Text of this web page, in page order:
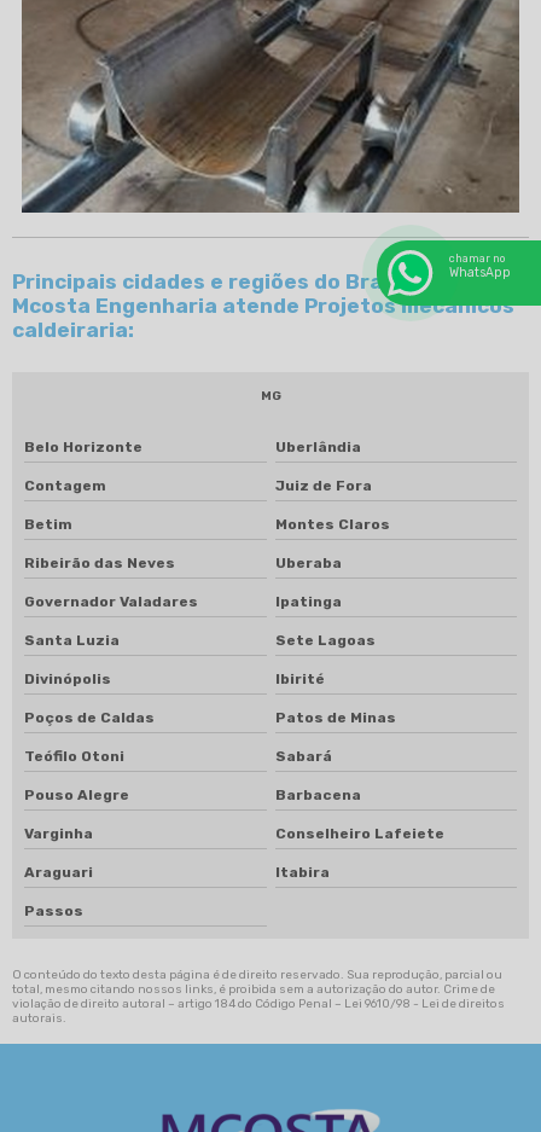
Principais cidades e regiões do Brasil onde a
Mcosta Engenharia atende Projetos mecânicos
caldeiraria:
MG
Belo Horizonte Uberlândia
Contagem Juiz de Fora
Betim Montes Claros
Ribeirão das Neves Uberaba
Governador Valadares Ipatinga
Santa Luzia Sete Lagoas
Divinópolis Ibirité
Poços de Caldas Patos de Minas
Teófilo Otoni Sabará
Pouso Alegre Barbacena
Varginha Conselheiro Lafeiete
Araguari Itabira
Passos
O conteúdo do texto desta página é de direito reservado. Sua reprodução, parcial ou
total, mesmo citando nossos links, é proibida sem a autorização do autor. Crime de
violação de direito autoral – artigo 184 do Código Penal – Lei 9610/98 - Lei de direitos
autorais.
chamar no
WhatsApp